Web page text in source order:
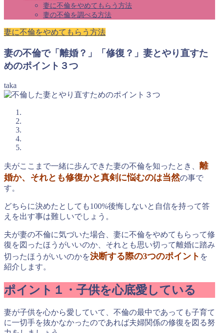
妻に不倫をやめてもらう方法
妻の不倫を調べる方法
妻に不倫をやめてもらう方法
妻の不倫で「離婚？」「修復？」妻とやり直すた
めのポイント３つ
taka
夫がここまで一緒に歩んできた妻の不倫を知ったとき、 離
婚か、それとも修復かと真剣に悩むのは当然の事で
す。
どちらに決めたとしても100%後悔しないと自信を持って答
えを出す事は難しいでしょう。
夫が妻の不倫に気づいた場合、妻に不倫をやめてもらって修
復を図ったほうがいいのか、それとも思い切って離婚に踏み
切ったほうがいいのかを決断する際の3つのポイント を
紹介します。
ポイント１・子供を心底愛している
妻が子供を心から愛していて、不倫の最中であっても子育て
に一切手を抜かなかったのであれば夫婦関係の修復を図る努